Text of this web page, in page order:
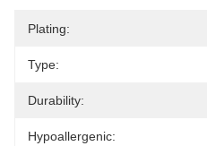
Plating:
Type:
Durability:
Hypoallergenic: